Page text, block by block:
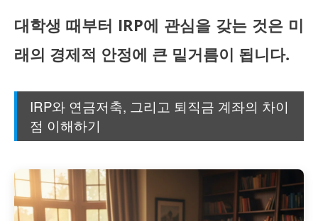
대학생 때부터 IRP에 관심을 갖는 것은 미
래의 경제적 안정에 큰 밑거름이 됩니다.
IRP와 연금저축, 그리고 퇴직금 계좌의 차이
점 이해하기